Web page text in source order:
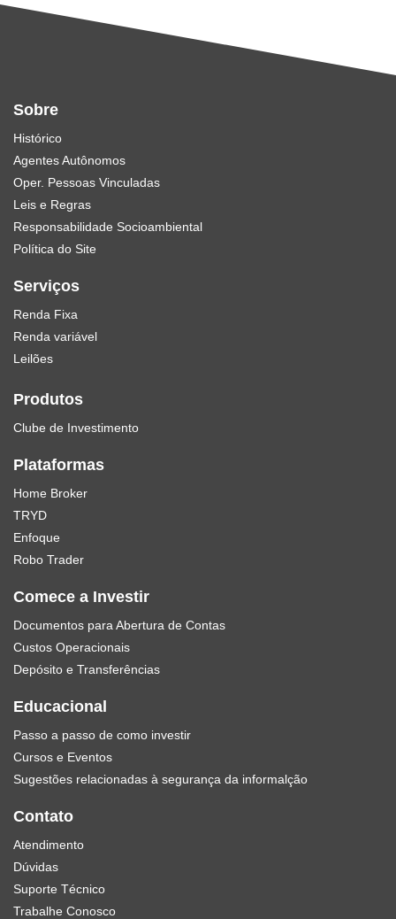
Sobre
Histórico
Agentes Autônomos
Oper. Pessoas Vinculadas
Leis e Regras
Responsabilidade Socioambiental
Política do Site
Serviços
Renda Fixa
Renda variável
Leilões
Produtos
Clube de Investimento
Plataformas
Home Broker
TRYD
Enfoque
Robo Trader
Comece a Investir
Documentos para Abertura de Contas
Custos Operacionais
Depósito e Transferências
Educacional
Passo a passo de como investir
Cursos e Eventos
Sugestões relacionadas à segurança da informalção
Contato
Atendimento
Dúvidas
Suporte Técnico
Trabalhe Conosco